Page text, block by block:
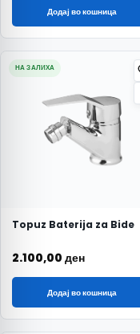
Додај во кошница
НА ЗАЛИХА
Topuz Baterija za Bide
2.100,00 ден
Додај во кошница